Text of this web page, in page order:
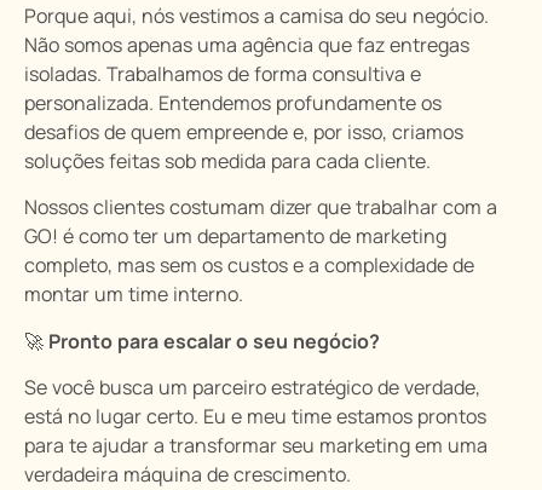
Porque aqui, nós vestimos a camisa do seu negócio.
Não somos apenas uma agência que faz entregas
isoladas. Trabalhamos de forma consultiva e
personalizada. Entendemos profundamente os
desafios de quem empreende e, por isso, criamos
soluções feitas sob medida para cada cliente.
Nossos clientes costumam dizer que trabalhar com a
GO! é como ter um departamento de marketing
completo, mas sem os custos e a complexidade de
montar um time interno.
🚀 Pronto para escalar o seu negócio?
Se você busca um parceiro estratégico de verdade,
está no lugar certo. Eu e meu time estamos prontos
para te ajudar a transformar seu marketing em uma
verdadeira máquina de crescimento.